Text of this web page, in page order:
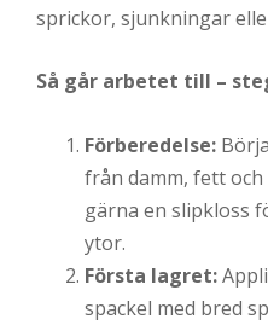
sprickor, sjunkningar
Så går arbetet till –
Förberedelse:
från damm, fett
gärna en slipkloss
ytor.
Första lagret:
spackel med bred